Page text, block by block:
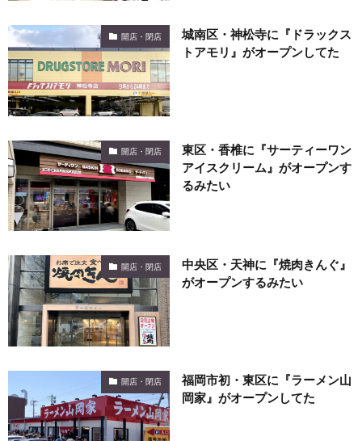
開店・閉店
城南区・神松寺に『ドラックス
トアモリ』がオープンしてた
開店・閉店
東区・香椎に『サーティーワン
アイスクリーム』がオープンす
るみたい
開店・閉店
中央区・天神に『焼肉きんぐ』
がオープンするみたい
開店・閉店
福岡市初・東区に『ラーメン山
岡家』がオープンしてた